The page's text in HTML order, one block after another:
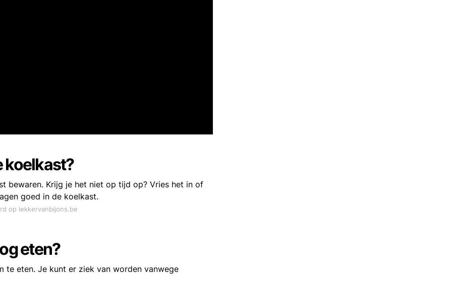
koelkast?
bewaren. Krijg je het niet op tijd op? Vries het in of
goed in de koelkast.
op lekkervanbijons.be
eten?
te eten. Je kunt er ziek van worden vanwege